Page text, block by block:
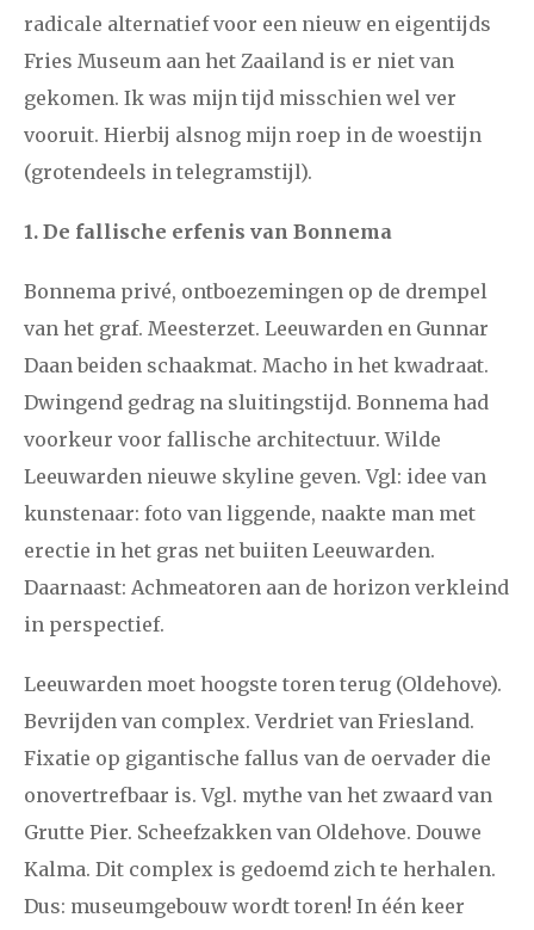
2017 augustus september oktober november
december
2016
januari februari maart april mei juni juli
september oktober
december
2015 augustus september oktober november
december
januari februari maart april mei juni juli
december
december
2012
januari februari maart april mei juni juli
augustus september oktober november
radicale alternatief voor een nieuw en eigentijds
Fries Museum aan het Zaailand is er niet van
gekomen. Ik was mijn tijd misschien wel ver
vooruit. Hierbij alsnog mijn roep in de woestijn
(grotendeels in telegramstijl).
1. De fallische erfenis van Bonnema
Bonnema privé, ontboezemingen op de drempel
van het graf. Meesterzet. Leeuwarden en Gunnar
Daan beiden schaakmat. Macho in het kwadraat.
Dwingend gedrag na sluitingstijd. Bonnema had
voorkeur voor fallische architectuur. Wilde
Leeuwarden nieuwe skyline geven. Vgl: idee van
kunstenaar: foto van liggende, naakte man met
erectie in het gras net buiiten Leeuwarden.
Daarnaast: Achmeatoren aan de horizon verkleind
in perspectief.
Leeuwarden moet hoogste toren terug (Oldehove).
Bevrijden van complex. Verdriet van Friesland.
Fixatie op gigantische fallus van de oervader die
onovertrefbaar is. Vgl. mythe van het zwaard van
Grutte Pier. Scheefzakken van Oldehove. Douwe
Kalma. Dit complex is gedoemd zich te herhalen.
Dus: museumgebouw wordt toren! In één keer